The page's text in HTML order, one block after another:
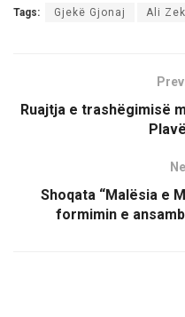
Tags: Gjekë Gjonaj Ali
Ruajtja e trashëgimisë
Shoqata “Malësia e
formimin e